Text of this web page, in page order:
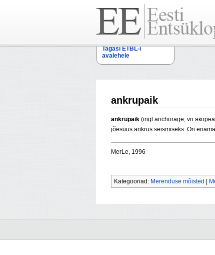
Tagasi ETBL-i
avalehele
ankrupaik
ankrupaik (ingl anchorage, vn
jõesuus ankrus seismiseks. On
MerLe, 1996
Kategooriad: Merenduse mõisted